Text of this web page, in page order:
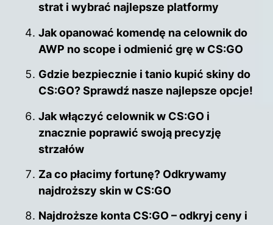
strat i wybrać najlepsze platformy
Jak opanować komendę na celownik do
AWP no scope i odmienić grę w CS:GO
Gdzie bezpiecznie i tanio kupić skiny do
CS:GO? Sprawdź nasze najlepsze opcje!
Jak włączyć celownik w CS:GO i
znacznie poprawić swoją precyzję
strzałów
Za co płacimy fortunę? Odkrywamy
najdroższy skin w CS:GO
Najdroższe konta CS:GO – odkryj ceny i